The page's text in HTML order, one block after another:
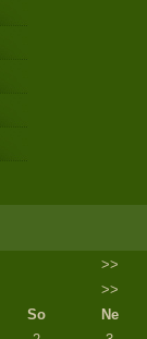
>>
>>
So
Ne